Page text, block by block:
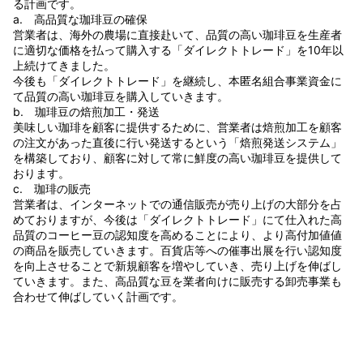
る計画です。
a. 高品質な珈琲豆の確保
営業者は、海外の農場に直接赴いて、品質の高い珈琲豆を生産者
に適切な価格を払って購入する「ダイレクトトレード」を10年以
上続けてきました。
今後も「ダイレクトトレード」を継続し、本匿名組合事業資金に
て品質の高い珈琲豆を購入していきます。
b. 珈琲豆の焙煎加工・発送
美味しい珈琲を顧客に提供するために、営業者は焙煎加工を顧客
の注文があった直後に行い発送するという「焙煎発送システム」
を構築しており、顧客に対して常に鮮度の高い珈琲豆を提供して
おります。
c. 珈琲の販売
営業者は、インターネットでの通信販売が売り上げの大部分を占
めておりますが、今後は「ダイレクトトレード」にて仕入れた高
品質のコーヒー豆の認知度を高めることにより、より高付加値値
の商品を販売していきます。百貨店等への催事出展を行い認知度
を向上させることで新規顧客を増やしていき、売り上げを伸ばし
ていきます。また、高品質な豆を業者向けに販売する卸売事業も
合わせて伸ばしていく計画です。